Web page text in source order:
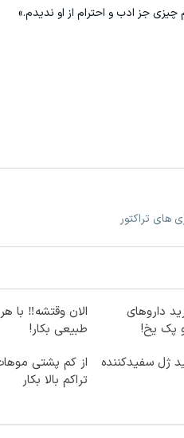
جز ادب و احترام از او ندیدم.»
های تراکتور
داروهای
و پک یخ!
الان وقتشه‼️ با
طبیعی بکار!
ژل سفیدکننده
از کم پشتی
تراکم بالا بکار